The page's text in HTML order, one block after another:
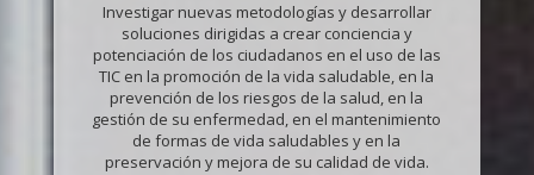
Investigar nuevas metodologías y desarrollar
soluciones dirigidas a crear conciencia y
potenciación de los ciudadanos en el uso de las
TIC en la promoción de la vida saludable, en la
prevención de los riesgos de la salud, en la
gestión de su enfermedad, en el mantenimiento
de formas de vida saludables y en la
preservación y mejora de su calidad de vida.